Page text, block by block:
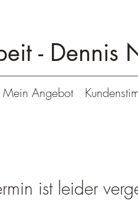
- Dennis
Mein Angebot
ist leider